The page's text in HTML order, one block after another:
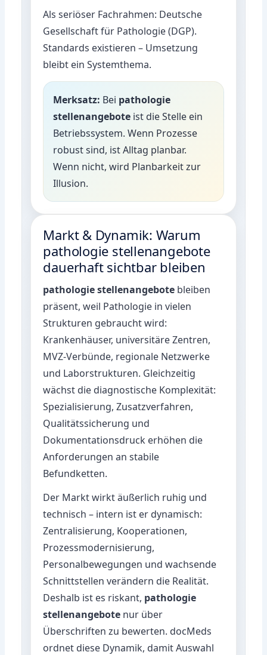
Als seriöser Fachrahmen: Deutsche
Gesellschaft für Pathologie (DGP).
Standards existieren – Umsetzung
bleibt ein Systemthema.
Merksatz: Bei pathologie
stellenangebote ist die Stelle ein
Betriebssystem. Wenn Prozesse
robust sind, ist Alltag planbar.
Wenn nicht, wird Planbarkeit zur
Illusion.
Markt & Dynamik: Warum
pathologie stellenangebote
dauerhaft sichtbar bleiben
pathologie stellenangebote bleiben
präsent, weil Pathologie in vielen
Strukturen gebraucht wird:
Krankenhäuser, universitäre Zentren,
MVZ-Verbünde, regionale Netzwerke
und Laborstrukturen. Gleichzeitig
wächst die diagnostische Komplexität:
Spezialisierung, Zusatzverfahren,
Qualitätssicherung und
Dokumentationsdruck erhöhen die
Anforderungen an stabile
Befundketten.
Der Markt wirkt äußerlich ruhig und
technisch – intern ist er dynamisch:
Zentralisierung, Kooperationen,
Prozessmodernisierung,
Personalbewegungen und wachsende
Schnittstellen verändern die Realität.
Deshalb ist es riskant, pathologie
stellenangebote nur über
Überschriften zu bewerten. docMeds
ordnet diese Dynamik, damit Auswahl